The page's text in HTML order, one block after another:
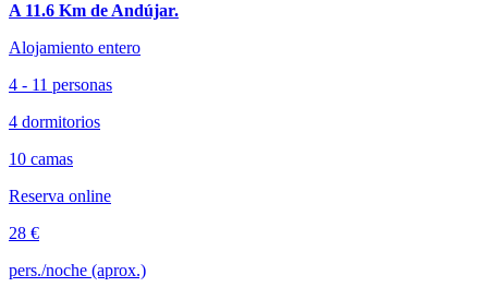
A 11.6 Km de Andújar.
Alojamiento entero
4 - 11 personas
4 dormitorios
10 camas
Reserva online
28 €
pers./noche (aprox.)